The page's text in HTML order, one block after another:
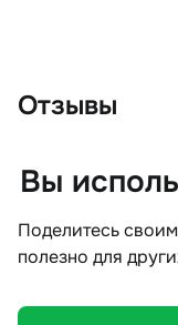
Отзывы
Вы
Поделитесь
полезно для